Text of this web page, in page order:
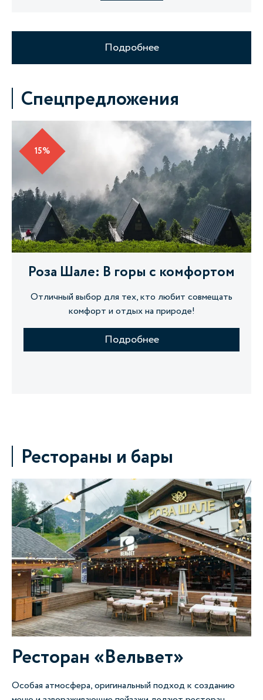
Подробнее
Спецпредложения
15%
Роза Шале: В горы с комфортом
Отличный выбор для тех, кто любит совмещать
комфорт и отдых на природе!
Подробнее
Рестораны и бары
Ресторан «Вельвет»
Особая атмосфера, оригинальный подход к созданию